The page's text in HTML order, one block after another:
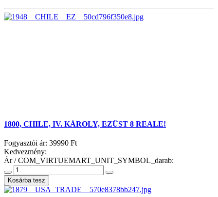
1800, CHILE, IV. KÁROLY, EZÜST 8 REALE!
Fogyasztói ár: 39990 Ft
Kedvezmény:
Ár / COM_VIRTUEMART_UNIT_SYMBOL_darab: